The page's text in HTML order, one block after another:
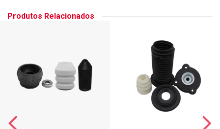
Produtos Relacionados